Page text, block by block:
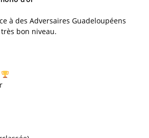
à des Adversaires Guadeloupéens
bon niveau.